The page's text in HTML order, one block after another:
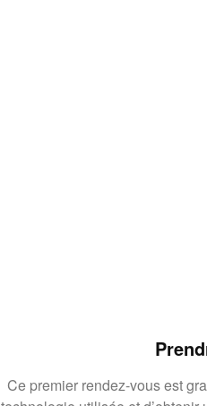
Ce premier rendez-vous est